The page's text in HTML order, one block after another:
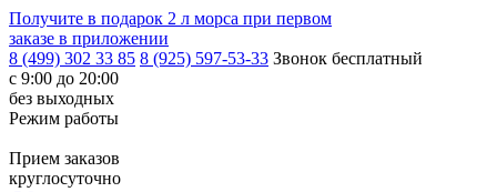
Получите в подарок 2 л морса при первом
заказе в приложении
8 (499) 302 33 85 8 (925) 597-53-33 Звонок бесплатный
с 9:00 до 20:00
без выходных
Режим работы
Прием заказов
круглосуточно